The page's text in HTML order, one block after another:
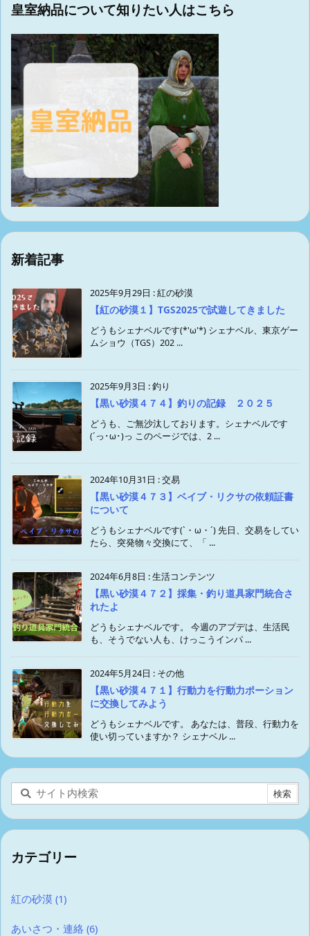
皇室納品について知りたい人はこちら
新着記事
2025年9月29日 :紅の砂漠
【紅の砂漠１】TGS2025で試遊してきました
どうもシェナベルです(*'ω'*) シェナベル、東京ゲー
ムショウ（TGS）202 ...
2025年9月3日 :釣り
【黒い砂漠４７４】釣りの記録 ２０２５
どうも、ご無沙汰しております。シェナベルです
(´っ･ω･)っ このページでは、2 ...
2024年10月31日 :交易
【黒い砂漠４７３】ベイブ・リクサの依頼証書
について
どうもシェナベルです(`・ω・´) 先日、交易をしてい
たら、突発物々交換にて、「 ...
2024年6月8日 :生活コンテンツ
【黒い砂漠４７２】採集・釣り道具家門統合さ
れたよ
どうもシェナベルです。 今週のアプデは、生活民
も、そうでない人も、けっこうインパ ...
2024年5月24日 : その他
【黒い砂漠４７１】行動力を行動力ポーション
に交換してみよう
どうもシェナベルです。 あなたは、普段、行動力を
使い切っていますか？ シェナベル ...
カテゴリー
紅の砂漠 (1)
あいさつ・連絡 (6)